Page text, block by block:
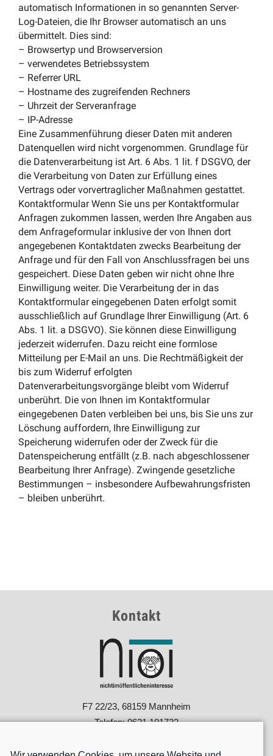
automatisch Informationen in so genannten Server-
Log-Dateien, die Ihr Browser automatisch an uns
übermittelt. Dies sind:
– Browsertyp und Browserversion
– verwendetes Betriebssystem
– Referrer URL
– Hostname des zugreifenden Rechners
– Uhrzeit der Serveranfrage
– IP-Adresse
Eine Zusammenführung dieser Daten mit anderen
Datenquellen wird nicht vorgenommen. Grundlage für
die Datenverarbeitung ist Art. 6 Abs. 1 lit. f DSGVO, der
die Verarbeitung von Daten zur Erfüllung eines
Vertrags oder vorvertraglicher Maßnahmen gestattet.
Kontaktformular Wenn Sie uns per Kontaktformular
Anfragen zukommen lassen, werden Ihre Angaben aus
dem Anfrageformular inklusive der von Ihnen dort
angegebenen Kontaktdaten zwecks Bearbeitung der
Anfrage und für den Fall von Anschlussfragen bei uns
gespeichert. Diese Daten geben wir nicht ohne Ihre
Einwilligung weiter. Die Verarbeitung der in das
Kontaktformular eingegebenen Daten erfolgt somit
ausschließlich auf Grundlage Ihrer Einwilligung (Art. 6
Abs. 1 lit. a DSGVO). Sie können diese Einwilligung
jederzeit widerrufen. Dazu reicht eine formlose
Mitteilung per E-Mail an uns. Die Rechtmäßigkeit der
bis zum Widerruf erfolgten
Datenverarbeitungsvorgänge bleibt vom Widerruf
unberührt. Die von Ihnen im Kontaktformular
eingegebenen Daten verbleiben bei uns, bis Sie uns zur
Löschung auffordern, Ihre Einwilligung zur
Speicherung widerrufen oder der Zweck für die
Datenspeicherung entfällt (z.B. nach abgeschlossener
Bearbeitung Ihrer Anfrage). Zwingende gesetzliche
Bestimmungen – insbesondere Aufbewahrungsfristen
– bleiben unberührt.
Kontakt
F7 22/23, 68159 Mannheim
Telefon: 0621 101722
Email:team@nichtimoeffentlicheninteresse.de